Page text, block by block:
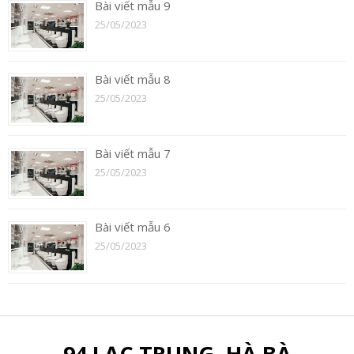
Bài viết mẫu 9
25/05/2023
Bài viết mẫu 8
25/05/2023
Bài viết mẫu 7
25/05/2023
Bài viết mẫu 6
25/05/2023